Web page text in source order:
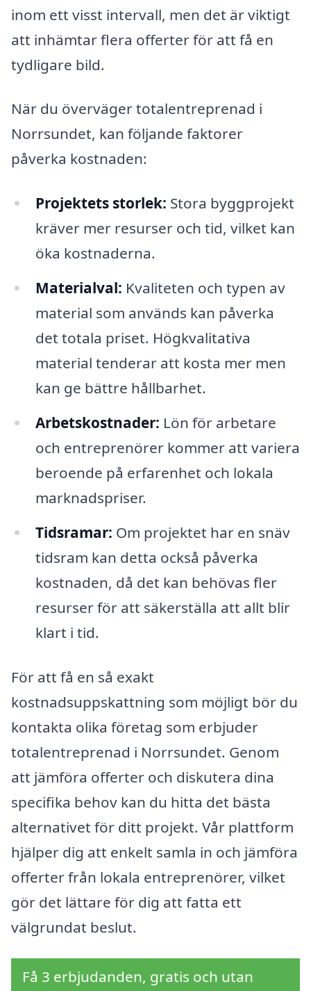
inom ett visst intervall, men det är viktigt
att inhämtar flera offerter för att få en
tydligare bild.
När du överväger totalentreprenad i
Norrsundet, kan följande faktorer
påverka kostnaden:
Projektets storlek: Stora byggprojekt
kräver mer resurser och tid, vilket kan
öka kostnaderna.
Materialval: Kvaliteten och typen av
material som används kan påverka
det totala priset. Högkvalitativa
material tenderar att kosta mer men
kan ge bättre hållbarhet.
Arbetskostnader: Lön för arbetare
och entreprenörer kommer att variera
beroende på erfarenhet och lokala
marknadspriser.
Tidsramar: Om projektet har en snäv
tidsram kan detta också påverka
kostnaden, då det kan behövas fler
resurser för att säkerställa att allt blir
klart i tid.
För att få en så exakt
kostnadsuppskattning som möjligt bör du
kontakta olika företag som erbjuder
totalentreprenad i Norrsundet. Genom
att jämföra offerter och diskutera dina
specifika behov kan du hitta det bästa
alternativet för ditt projekt. Vår plattform
hjälper dig att enkelt samla in och jämföra
offerter från lokala entreprenörer, vilket
gör det lättare för dig att fatta ett
välgrundat beslut.
Få 3 erbjudanden, gratis och utan